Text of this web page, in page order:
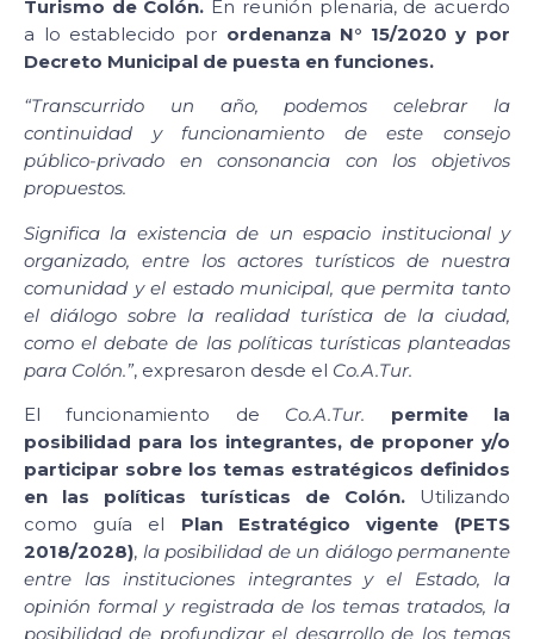
Turismo de Colón. En reunión plenaria, de acuerdo
a lo establecido por ordenanza N° 15/2020 y por
Decreto Municipal de puesta en funciones.
“Transcurrido un año, podemos celebrar la
continuidad y funcionamiento de este consejo
público-privado en consonancia con los objetivos
propuestos.
Significa la existencia de un espacio institucional y
organizado, entre los actores turísticos de nuestra
comunidad y el estado municipal, que permita tanto
el diálogo sobre la realidad turística de la ciudad,
como el debate de las políticas turísticas planteadas
para Colón.”, expresaron desde el Co.A.Tur.
El funcionamiento de Co.A.Tur.
permite la
posibilidad para los integrantes, de proponer y/o
participar sobre los temas estratégicos definidos
en las políticas turísticas de Colón. Utilizando
como guía el Plan Estratégico vigente (PETS
2018/2028), la posibilidad de un diálogo permanente
entre las instituciones integrantes y el Estado, la
opinión formal y registrada de los temas tratados, la
posibilidad de profundizar el desarrollo de los temas